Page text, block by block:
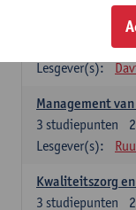
Leren op de
studiepunten
Lesgever(s):
Management
3 studiepunten
Lesgever(s):
Kwaliteitszorg
3 studiepunten